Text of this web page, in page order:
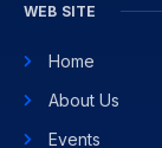
WEB SITE
Home
About Us
Events